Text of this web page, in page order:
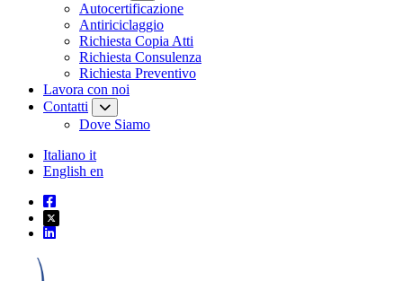
Autocertificazione
Antiriciclaggio
Richiesta Copia Atti
Richiesta Consulenza
Richiesta Preventivo
Lavora con noi
Contatti
Dove Siamo
Italiano it
English en